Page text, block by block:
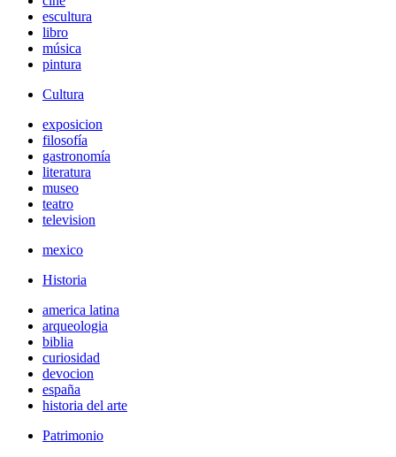
escultura
libro
música
pintura
Cultura
exposicion
filosofía
gastronomía
literatura
museo
teatro
television
mexico
Historia
america latina
arqueologia
biblia
curiosidad
devocion
españa
historia del arte
Patrimonio